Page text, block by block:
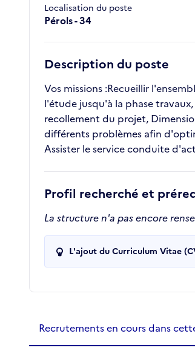
Localisation du poste
Pérols - 34
Description du poste
Vos missions :Recueillir
l'étude jusqu'à la phase
recollement du projet,
différents problèmes afin
Assister le service conduite
Profil recherché et
La structure n'a pas encore
L'ajout du Curriculum Vitae
Recrutements de la
Recrutements en cours dans